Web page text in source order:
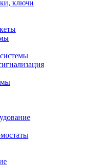
ключи